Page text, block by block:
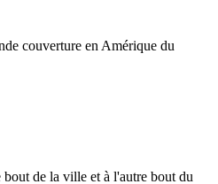
couverture en Amérique du
de la ville et à l'autre bout du